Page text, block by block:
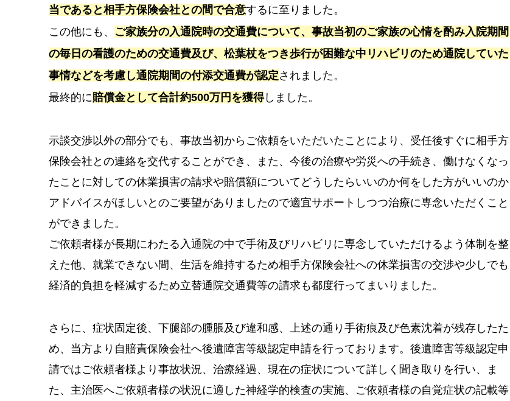
当であると相手方保険会社との間で合意するに至りました。
この他にも、
ご家族分の入通院時の交通費について、事故当初のご家族の心情を酌み入院期間
の毎日の看護のための交通費及び、松葉杖をつき歩行が困難な中リハビリのため通院していた
事情などを考慮し通院期間の付添交通費が認定されました。
最終的に賠償金として合計約500万円を獲得しました。
示談交渉以外の部分でも、事故当初からご依頼をいただいたことにより、受任後すぐに相手方
保険会社との連絡を交代することができ、また、今後の治療や労災への手続き、働けなくなっ
たことに対しての休業損害の請求や賠償額についてどうしたらいいのか何をした方がいいのか
アドバイスがほしいとのご要望がありましたので適宜サポートしつつ治療に専念いただくこと
ができました。
ご依頼者様が長期にわたる入通院の中で手術及びリハビリに専念していただけるよう体制を整
えた他、就業できない間、生活を維持するため相手方保険会社への休業損害の交渉や少しでも
経済的負担を軽減するため立替通院交通費等の請求も都度行ってまいりました。
さらに、症状固定後、下腿部の腫脹及び違和感、上述の通り手術痕及び色素沈着が残存したた
め、当方より自賠責保険会社へ後遺障害等級認定申請を行っております。後遺障害等級認定申
請ではご依頼者様より事故状況、治療経過、現在の症状について詳しく聞き取りを行い、ま
た、主治医へご依頼者様の状況に適した神経学的検査の実施、ご依頼者様の自覚症状の記載等